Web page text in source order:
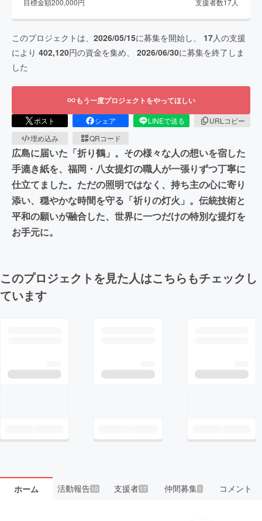
このプロジェクトは、 2026/05/15に募集を開始し、 17人の支援
により 402,120円の資金を集め、 2026/06/30に募集を終了しま
した
もう一度プロジェクトをやってほしい
ポスト シェア LINEで送る
URLコピー
埋め込み
QRコード
広島に届いた「折り鶴」。その様々な人の想いを宿した
手漉き紙を、福岡・八女提灯の職人が一張りずつ丁寧に
仕立てました。ただの照明ではなく、持ち主の心に寄り
添い、穏やかな時間を守る「祈りの灯火」。伝統技術と
平和の願いが融合した、世界に一つだけの特別な提灯を
お手元に。
このプロジェクトを見た人はこちらもチェックし
ています
ホーム 活動報告10 支援者 17 仲間募集 1 コメント